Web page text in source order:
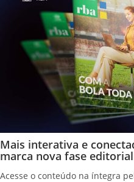
Mais interativa e
marca nova fase
Acesse o conteúdo na íntegra